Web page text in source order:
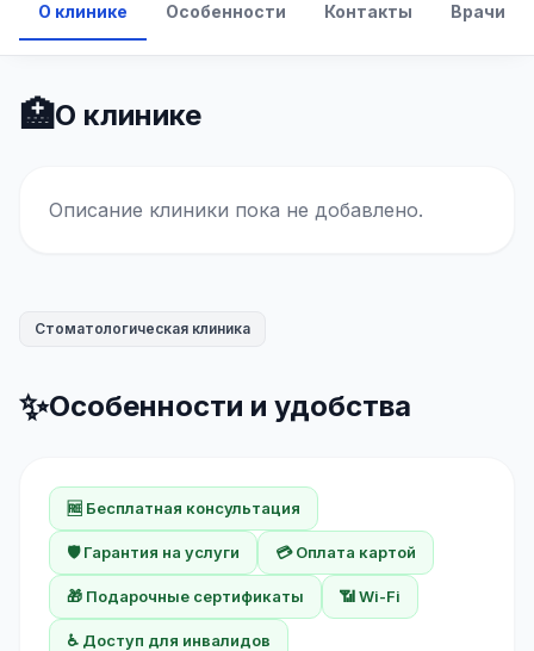
О клинике Особенности Контакты Врачи
🏥О клинике
Описание клиники пока не добавлено.
Стоматологическая клиника
✨Особенности и удобства
🆓 Бесплатная консультация
🛡️ Гарантия на услуги 💳 Оплата картой
🎁 Подарочные сертификаты 📶 Wi-Fi
♿ Доступ для инвалидов